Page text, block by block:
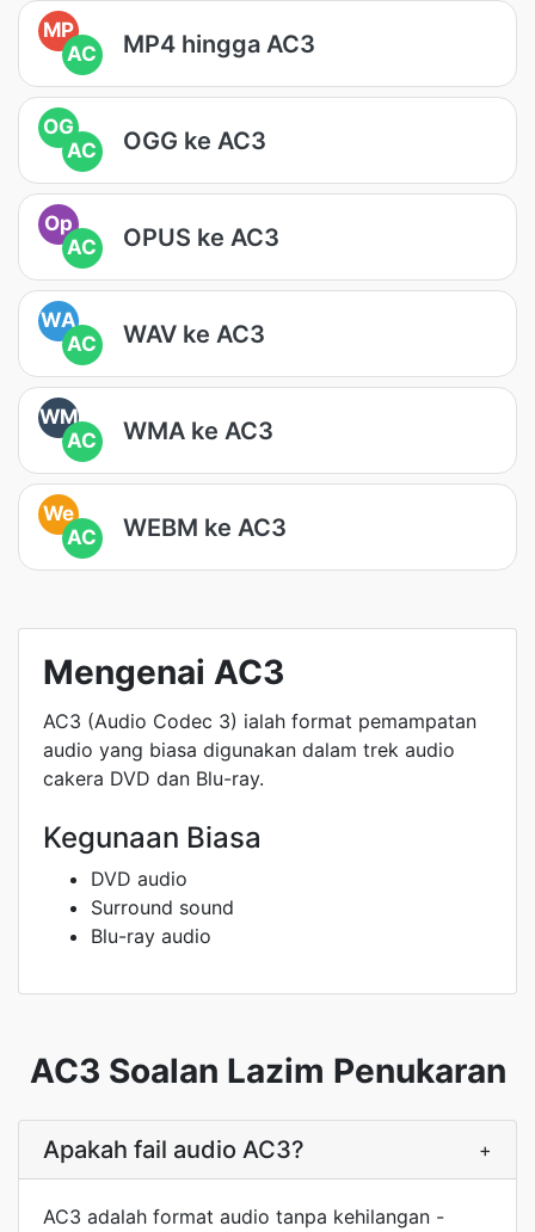
MP
AC
MP4 hingga AC3
OG
AC
OGG ke AC3
Op
AC
OPUS ke AC3
WA
AC
WAV ke AC3
WM
AC
WMA ke AC3
We
AC
WEBM ke AC3
Mengenai AC3
AC3 (Audio Codec 3) ialah format pemampatan
audio yang biasa digunakan dalam trek audio
cakera DVD dan Blu-ray.
Kegunaan Biasa
DVD audio
Surround sound
Blu-ray audio
AC3 Soalan Lazim Penukaran
Apakah fail audio AC3? +
AC3 adalah format audio tanpa kehilangan -